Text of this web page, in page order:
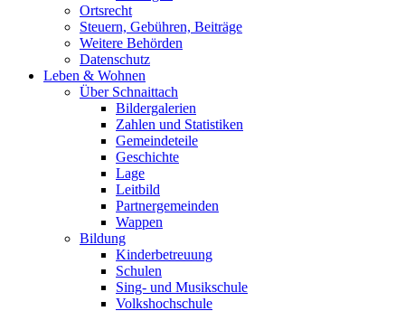
Ortsrecht
Steuern, Gebühren, Beiträge
Weitere Behörden
Datenschutz
Leben & Wohnen
Über Schnaittach
Bildergalerien
Zahlen und Statistiken
Gemeindeteile
Geschichte
Lage
Leitbild
Partnergemeinden
Wappen
Bildung
Kinderbetreuung
Schulen
Sing- und Musikschule
Volkshochschule